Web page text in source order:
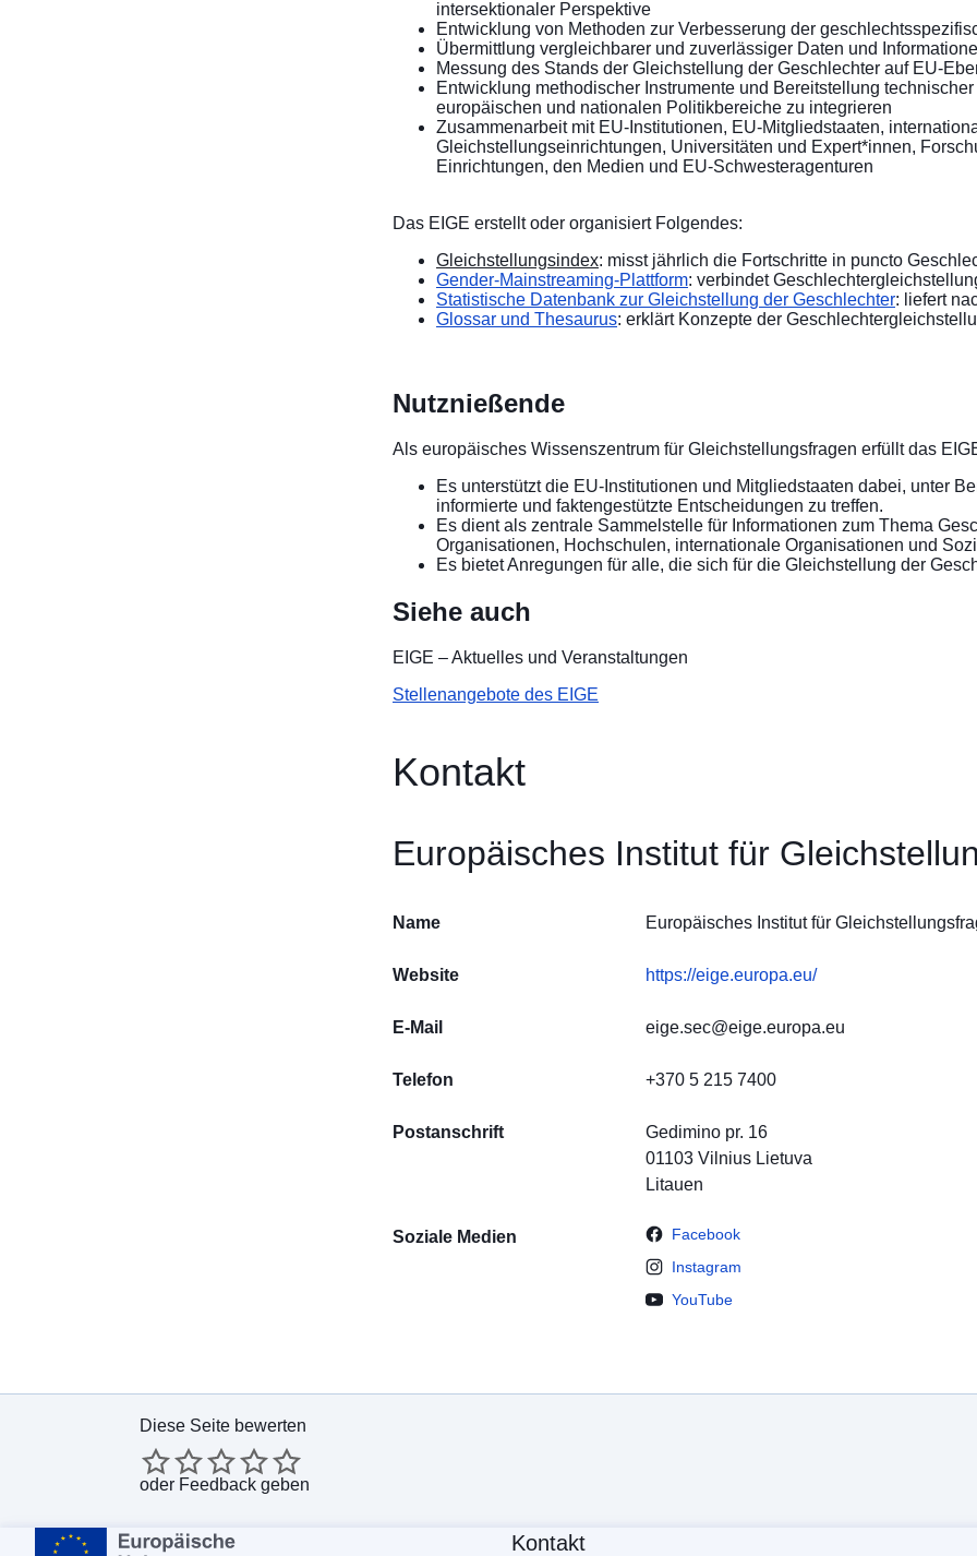
intersektionaler Perspektive
Entwicklung von Methoden zur Verbesserung der
Übermittlung vergleichbarer und zuverlässiger Daten und
Messung des Stands der Gleichstellung der Geschlechter auf EU-
Entwicklung methodischer Instrumente und Bereitstellung
europäischen und nationalen Politikbereiche zu integrieren
Zusammenarbeit mit EU-Institutionen, EU-Mitgliedstaaten,
Gleichstellungseinrichtungen, Universitäten und Expert*innen,
Einrichtungen, den Medien und EU-Schwesteragenturen
Das EIGE erstellt oder organisiert Folgendes:
Gleichstellungsindex: misst jährlich die Fortschritte in puncto
Gender-Mainstreaming-Plattform: verbindet
Statistische Datenbank zur Gleichstellung der Geschlechter: liefert
Glossar und Thesaurus: erklärt Konzepte der
Nutznießende
Als europäisches Wissenszentrum für Gleichstellungsfragen erfüllt das
Es unterstützt die EU-Institutionen und Mitgliedstaaten dabei, unter
informierte und faktengestützte Entscheidungen zu treffen.
Es dient als zentrale Sammelstelle für Informationen zum Thema
Organisationen, Hochschulen, internationale Organisationen und
Es bietet Anregungen für alle, die sich für die Gleichstellung der
Siehe auch
EIGE –Aktuelles und Veranstaltungen
Stellenangebote des EIGE
Kontakt
Europäisches Institut für
Name Europäisches Institut für
Website https://eige.europa.eu/
E-Mail eige.sec@eige.europa.eu
Telefon +370 5 215 7400
Postanschrift
Gedimino pr. 16
01103 Vilnius Lietuva
Litauen
Soziale Medien
Facebook
Instagram
YouTube
Diese Seite bewerten
oder Feedback geben
Kontakt